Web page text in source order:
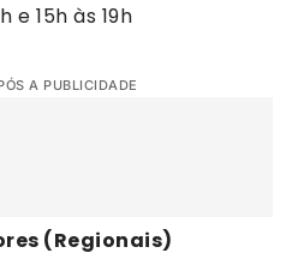
e 15h às 19h
A PUBLICIDADE
(Regionais)